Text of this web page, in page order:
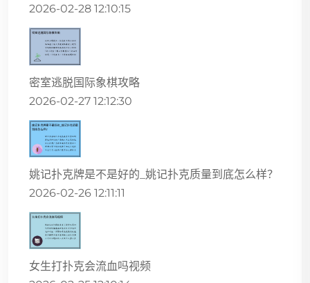
2026-02-28 12:10:15
密室逃脱国际象棋攻略
2026-02-27 12:12:30
姚记扑克牌是不是好的_姚记扑克质量到底怎么样？
2026-02-26 12:11:11
女生打扑克会流血吗视频